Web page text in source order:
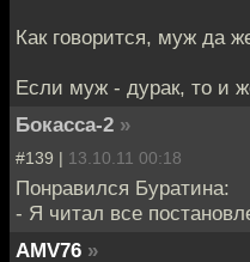
Как говорится, муж да
Если муж - дурак, то и
Бокасса-2 »
#139 | 13.10.11 00:18
Понравился Буратина:
- Я читал все
AMV76 »